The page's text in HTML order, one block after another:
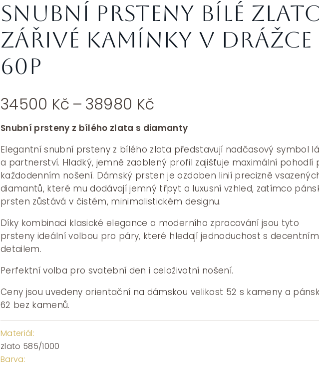
Snubní prsteny bílé
zářivé kamínky v drážce
60P
34500 Kč – 38980 Kč
34500 Kč
až
38980 Kč
Snubní prsteny z bílého zlata s diamanty
Elegantní snubní prsteny z bílého zlata představují nadčasový symbol
a partnerství. Hladký, jemně zaoblený profil zajišťuje maximální pohodlí
každodenním nošení. Dámský prsten je ozdoben linií precizně
diamantů, které mu dodávají jemný třpyt a luxusní vzhled, zatímco
prsten zůstává v čistém, minimalistickém designu.
Díky kombinaci klasické elegance a moderního zpracování jsou tyto
prsteny ideální volbou pro páry, které hledají jednoduchost s decentním
detailem.
Perfektní volba pro svatební den i celoživotní nošení.
Ceny jsou uvedeny orientační na dámskou velikost 52 s kameny a
62 bez kamenů.
Materiál:
zlato 585/1000
Barva: